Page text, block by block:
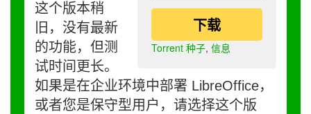
下载
Torrent 种子, 信息
这个版本稍
旧，没有最新
的功能，但测
试时间更长。
如果是在企业环境中部署 LibreOffice，
或者您是保守型用户，请选择这个版